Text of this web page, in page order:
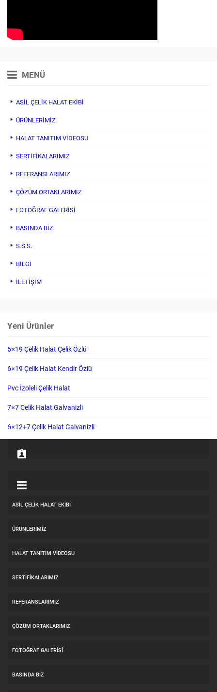
MENÜ
ASİL ÇELİK HALAT EKİBİ
ÜRÜNLERİMİZ
HALAT TANITIM VIDEOSU
SERTİFİKALARIMIZ
REFERANSLARIMIZ
ÇÖZÜM ORTAKLARIMIZ
FOTOĞRAF GALERİSİ
BASINDA BİZ
S.S.S.
BİLGİ
İLETİŞİM
Yeni Ürünler
6×19 Çelik Halat Çelik Özlü
6×19 Çelik Halat Kendir Özlü
Pvc İzoleli Çelik Halat
7×7 Çelik Halat Galvanizli
6×12+7 Çelik Halat Galvanizli
ASİL ÇELİK HALAT EKİBİ
ÜRÜNLERİMİZ
HALAT TANITIM VIDEOSU
SERTİFİKALARIMIZ
REFERANSLARIMIZ
ÇÖZÜM ORTAKLARIMIZ
FOTOĞRAF GALERİSİ
BASINDA BİZ